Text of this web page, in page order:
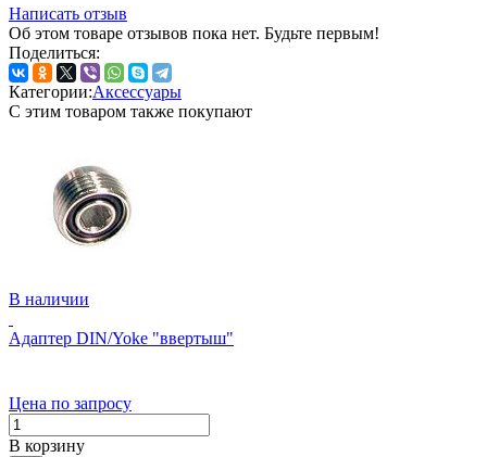
Написать отзыв
Об этом товаре отзывов пока нет. Будьте первым!
Поделиться:
Категории:Аксессуары
С этим товаром также покупают
В наличии
Адаптер DIN/Yoke "ввертыш"
Цена по запросу
В корзину